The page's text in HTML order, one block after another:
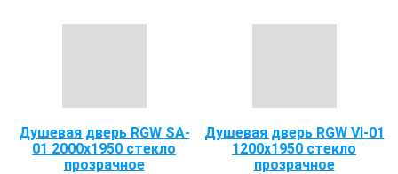
Душевая дверь RGW SA-
01 2000x1950 стекло
прозрачное
Душевая дверь RGW VI-01
1200x1950 стекло
прозрачное